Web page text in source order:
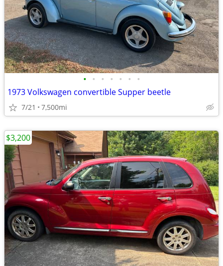
• • • • • • •
1973 Volkswagen convertible Supper beetle
7/21 7,500mi
$3,200